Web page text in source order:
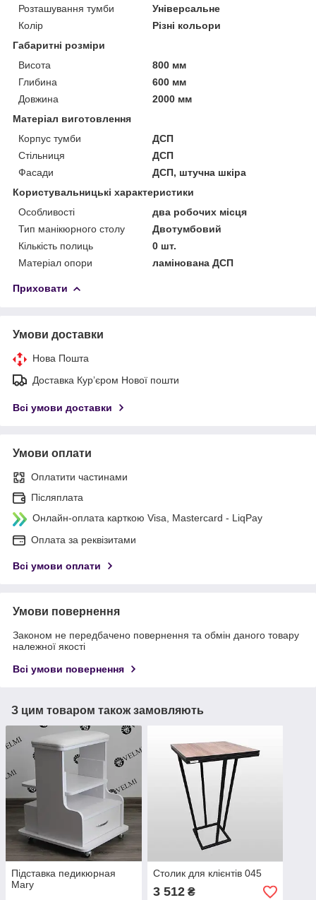
Розташування тумби
Універсальне
Колір
Різні кольори
Габаритні розміри
Висота
800 мм
Глибина
600 мм
Довжина
2000 мм
Матеріал виготовлення
Корпус тумби
ДСП
Стільниця
ДСП
Фасади
ДСП, штучна шкіра
Користувальницькі характеристики
Особливості
два робочих місця
Тип манікюрного столу
Двотумбовий
Кількість полиць
0 шт.
Матеріал опори
ламінована ДСП
Приховати
Умови доставки
Нова Пошта
Доставка Курʼєром Нової пошти
Всі умови доставки
Умови оплати
Оплатити частинами
Післяплата
Онлайн-оплата карткою Visa, Mastercard - LiqPay
Оплата за реквізитами
Всі умови оплати
Умови повернення
Законом не передбачено повернення та обмін даного товару
належної якості
Всі умови повернення
З цим товаром також замовляють
Підставка педикюрная
Mary
Столик для клієнтів 045
3 512₴